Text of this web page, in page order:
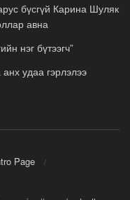
бүсгүй Карина Шуляк
авна
нэг бүтээгч”
удаа гэрлэлээ
Page